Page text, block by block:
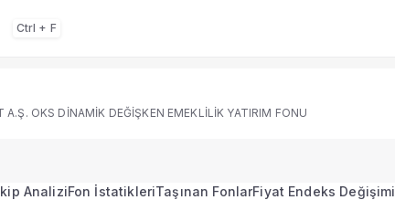
Ctrl + F
performans ve rakip analizi.
A.Ş. OKS DİNAMİK DEĞİŞKEN EMEKLİLİK YATIRIM FONU
AnaliziFon İstatikleriTaşınan FonlarFiyat Endeks Değişimi